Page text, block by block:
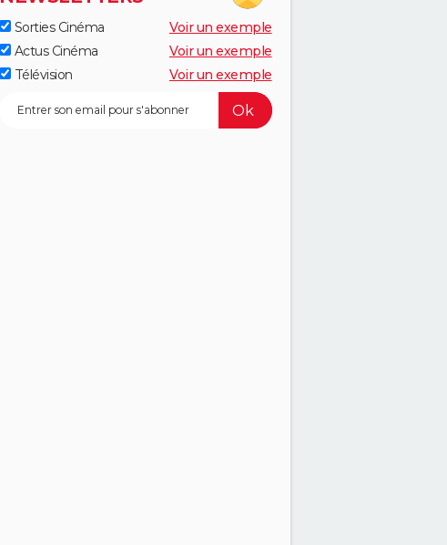
Sorties Cinéma
Voir un exemple
Actus Cinéma
Voir un exemple
Télévision
Voir un exemple